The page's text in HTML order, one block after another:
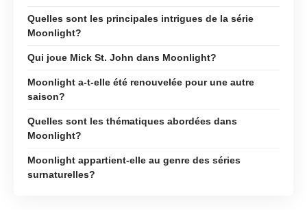
Quelles sont les principales intrigues de la série
Moonlight?
Qui joue Mick St. John dans Moonlight?
Moonlight a-t-elle été renouvelée pour une autre
saison?
Quelles sont les thématiques abordées dans
Moonlight?
Moonlight appartient-elle au genre des séries
surnaturelles?